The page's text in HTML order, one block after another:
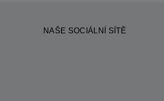
NAŠE SOCIÁLNÍ SÍTĚ